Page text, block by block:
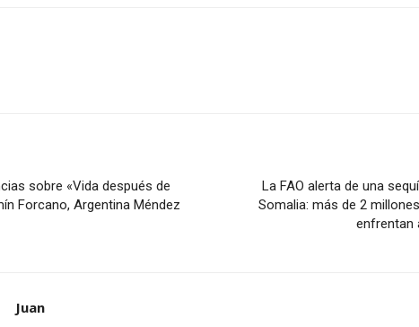
sobre «Vida después de
Forcano, Argentina Méndez
La FAO alerta de una
Somalia: más de 2
enfrentan
Juan